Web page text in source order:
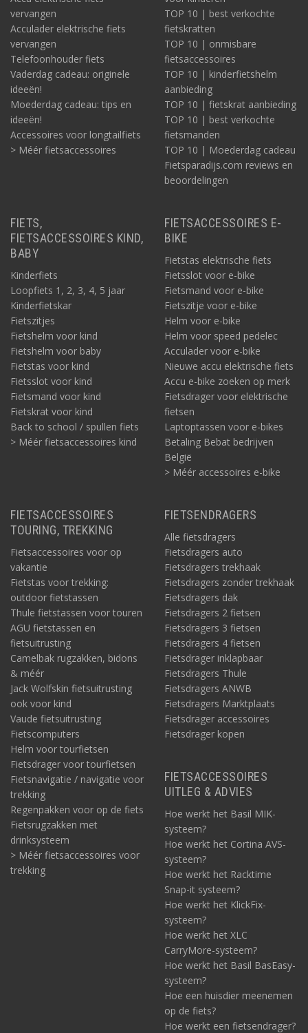
vervangen
Acculader elektrische fiets
vervangen
Telefoonhouder fiets
Vaderdag cadeau: originele
ideeën!
Moederdag cadeau: tips en
ideeën!
Accessoires voor longtailfiets
> Méér fietsaccessoires
TOP 10 | best verkochte
fietskratten
TOP 10 | onmisbare
fietsaccessoires
TOP 10 | kinderfietshelm
aanbieding
TOP 10 | fietskrat aanbieding
TOP 10 | best verkochte
fietsmanden
TOP 10 | Moederdag cadeau
Fietsparadijs.com reviews en
beoordelingen
FIETS,
FIETSACCESSOIRES KIND,
BABY
Kinderfiets
Loopfiets 1, 2, 3, 4, 5 jaar
Kinderfietskar
Fietszitjes
Fietshelm voor kind
Fietshelm voor baby
Fietstas voor kind
Fietsslot voor kind
Fietsmand voor kind
Fietskrat voor kind
Back to school / spullen fiets
> Méér fietsaccessoires kind
FIETSACCESSOIRES E-
BIKE
Fietstas elektrische fiets
Fietsslot voor e-bike
Fietsmand voor e-bike
Fietszitje voor e-bike
Helm voor e-bike
Helm voor speed pedelec
Acculader voor e-bike
Nieuwe accu elektrische fiets
Accu e-bike zoeken op merk
Fietsdrager voor elektrische
fietsen
Laptoptassen voor e-bikes
Betaling Bebat bedrijven
België
> Méér accessoires e-bike
FIETSACCESSOIRES
TOURING, TREKKING
Fietsaccessoires voor op
vakantie
Fietstas voor trekking:
outdoor fietstassen
Thule fietstassen voor touren
AGU fietstassen en
fietsuitrusting
Camelbak rugzakken, bidons
& méér
Jack Wolfskin fietsuitrusting
ook voor kind
Vaude fietsuitrusting
Fietscomputers
Helm voor tourfietsen
Fietsdrager voor tourfietsen
Fietsnavigatie / navigatie voor
trekking
Regenpakken voor op de fiets
Fietsrugzakken met
drinksysteem
> Méér fietsaccessoires voor
trekking
FIETSENDRAGERS
Alle fietsdragers
Fietsdragers auto
Fietsdragers trekhaak
Fietsdragers zonder trekhaak
Fietsdragers dak
Fietsdragers 2 fietsen
Fietsdragers 3 fietsen
Fietsdragers 4 fietsen
Fietsdrager inklapbaar
Fietsdragers Thule
Fietsdragers ANWB
Fietsdragers Marktplaats
Fietsdrager accessoires
Fietsdrager kopen
FIETSACCESSOIRES
UITLEG & ADVIES
Hoe werkt het Basil MIK-
systeem?
Hoe werkt het Cortina AVS-
systeem?
Hoe werkt het Racktime
Snap-it systeem?
Hoe werkt het KlickFix-
systeem?
Hoe werkt het XLC
CarryMore-systeem?
Hoe werkt het Basil BasEasy-
systeem?
Hoe een huisdier meenemen
op de fiets?
Hoe werkt een fietsendrager?